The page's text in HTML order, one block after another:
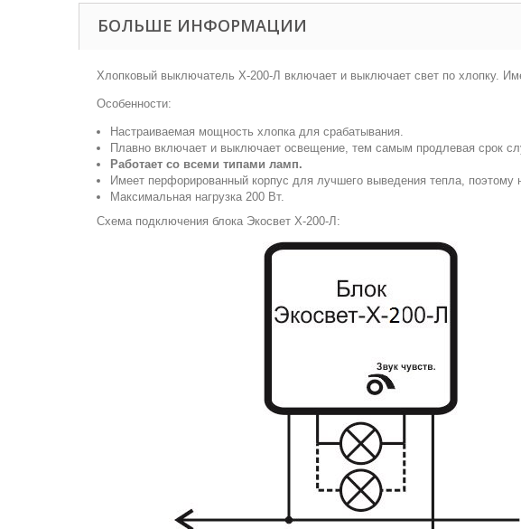
БОЛЬШЕ ИНФОРМАЦИИ
Хлопковый выключатель Х-200-Л включает и выключает свет по хлопку.
Особенности:
Настраиваемая мощность хлопка для срабатывания.
Плавно включает и выключает освещение, тем самым продлевая срок
Работает со всеми типами ламп.
Имеет перфорированный корпус для лучшего выведения тепла, поэтому
Максимальная нагрузка 200 Вт.
Схема подключения блока Экосвет Х-200-Л: